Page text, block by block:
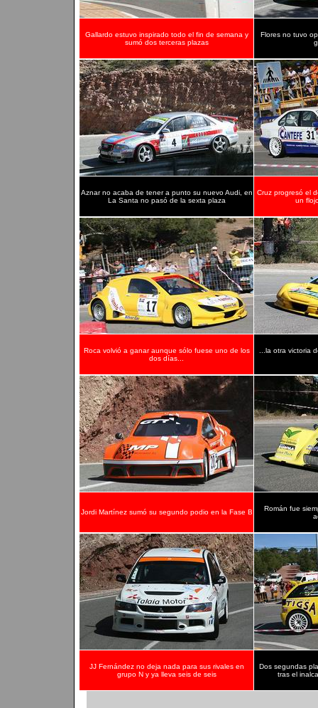
Gallardo estuvo inspirado todo el fin de semana y
sumó dos terceras plazas
Flores no tuvo
Aznar no acaba de tener a punto su nuevo Audi, en
La Santa no pasó de la sexta plaza
Cruz progresó el
un
Roca volvió a ganar aunque sólo fuese uno de los
dos días...
...la otra victoria
Jordi Martínez sumó su segundo podio en la Fase B
Román fue
JJ Fernández no deja nada para sus rivales en
grupo N y ya lleva seis de seis
Dos segundas
tras el